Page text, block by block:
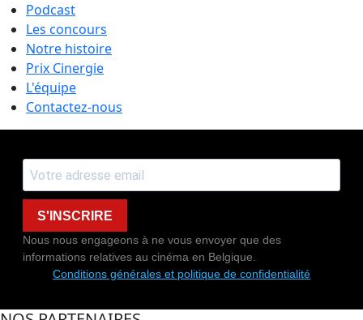
Podcast
Les concours
Notre histoire
Prix Cinergie
L'équipe
Contactez-nous
S'INSCRIRE
Nous nous engageons à ne vous envoyer que des
informations relatives au cinéma en Belgique.
Conditions générales et politique de confidentialité